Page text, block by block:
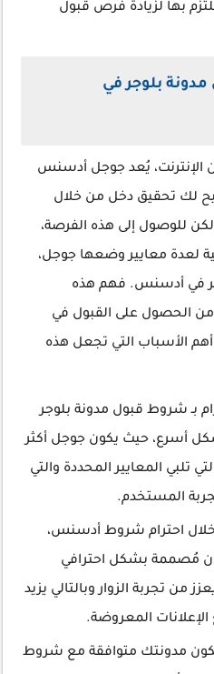
بها لزيادة فرص قبول
بلوجر في
الإنترنت، يُعد جوجل أدسنس
لك تحقيق دخل من خلال
للوصول إلى هذه الفرصة،
لعدة معايير وضعها جوجل،
في أدسنس. فهم هذه
الحصول على القبول في
الأسباب التي تجعل هذه
بـ شروط قبول مدونة بلوجر
أسرع، حيث يكون جوجل أكثر
تلبي المعايير المحددة والتي
المستخدم.
احترام شروط أدسنس،
مُصممة بشكل احترافي
من تجربة الزوار وبالتالي يزيد
المعروضة.
مدونتك متوافقة مع شروط